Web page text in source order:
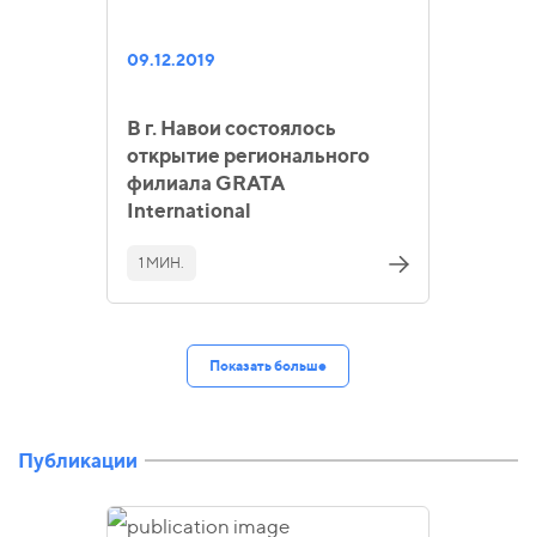
09.12.2019
В г. Навои состоялось
открытие регионального
филиала GRATA
International
1 МИН.
Показать больше
Публикации